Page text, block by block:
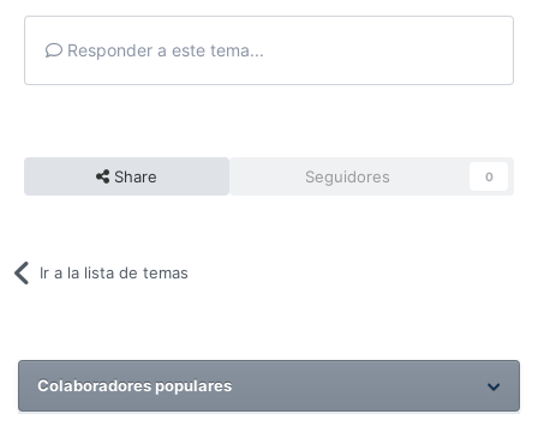
Responder a este tema...
Share Seguidores 0
Ir a la lista de temas
Colaboradores populares